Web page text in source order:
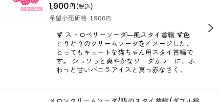
1,900円(税込)
希望小売価格: 1,900円
🍹 ストロベリーソーダ―風スタイ首輪 🍹色
とりどりのクリームソーダをイメージした、
とってもキュートな猫ちゃん用スタイ首輪で
す。 シュワっと爽やかなソーダカラーに、ふ
わっと甘いバニラアイスと真っ赤なさく…